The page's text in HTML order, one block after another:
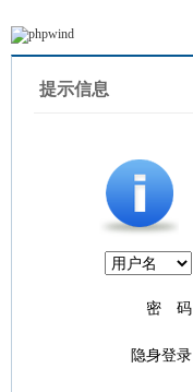
提示信息
密 码
隐身登录